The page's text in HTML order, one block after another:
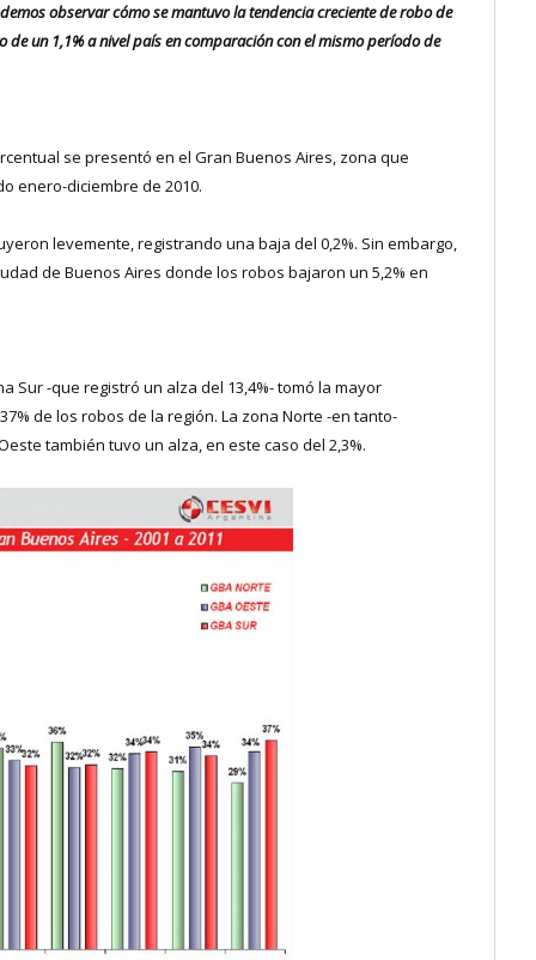
observar cómo se mantuvo la tendencia creciente de robo de
un 1,1% a nivel país en comparación con el mismo período de
se presentó en el Gran Buenos Aires, zona que
enero-diciembre de 2010.
levemente, registrando una baja del 0,2%. Sin embargo,
de Buenos Aires donde los robos bajaron un 5,2% en
Sur -que registró un alza del 13,4%- tomó la mayor
de los robos de la región. La zona Norte -en tanto-
también tuvo un alza, en este caso del 2,3%.